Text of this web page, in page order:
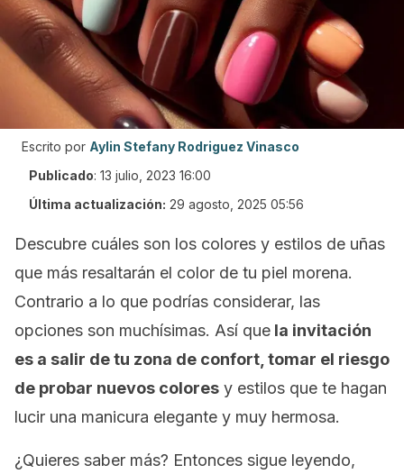
Escrito por Aylin Stefany Rodriguez Vinasco
Publicado: 13 julio, 2023 16:00
Última actualización: 29 agosto, 2025 05:56
Descubre cuáles son los colores y estilos de uñas
que más resaltarán el color de tu piel morena.
Contrario a lo que podrías considerar, las
opciones son muchísimas. Así que la invitación
es a salir de tu zona de confort, tomar el riesgo
de probar nuevos colores y estilos que te hagan
lucir una manicura elegante y muy hermosa.
¿Quieres saber más? Entonces sigue leyendo,